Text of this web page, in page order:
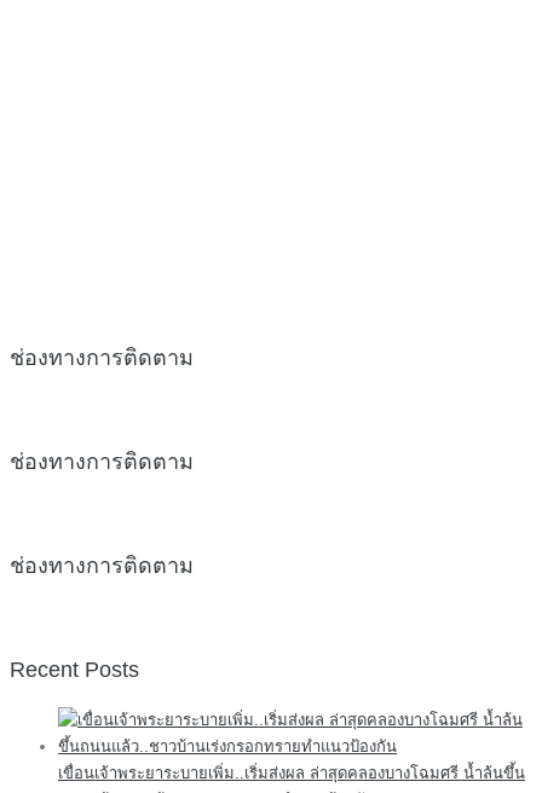
ช่องทางการติดตาม
ช่องทางการติดตาม
ช่องทางการติดตาม
Recent Posts
เขื่อนเจ้าพระยาระบายเพิ่ม..เริ่มส่งผล ล่าสุดคลองบางโฉมศรี น้ำล้นขึ้น